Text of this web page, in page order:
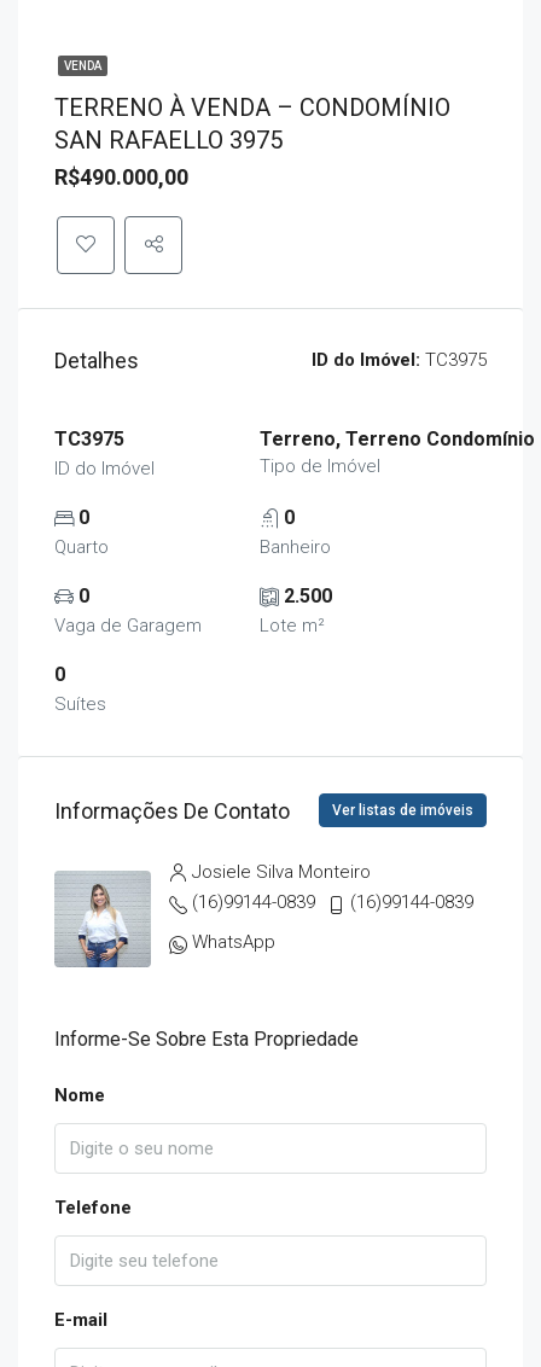
VENDA
TERRENO À VENDA – CONDOMÍNIO
SAN RAFAELLO 3975
R$490.000,00
Detalhes ID do Imóvel: TC3975
TC3975
ID do Imóvel
Terreno, Terreno Condomínio
Tipo de Imóvel
0
Quarto
0
Banheiro
0
Vaga de Garagem
2.500
Lote m²
0
Suítes
Informações De Contato Ver listas de imóveis
Josiele Silva Monteiro
(16)99144-0839
(16)99144-0839
WhatsApp
Informe-Se Sobre Esta Propriedade
Nome
Telefone
E-mail